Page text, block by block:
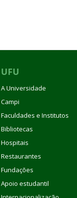
UFU
A Universidade
Campi
Faculdades e Institutos
Bibliotecas
Hospitais
Restaurantes
Fundações
Apoio estudantil